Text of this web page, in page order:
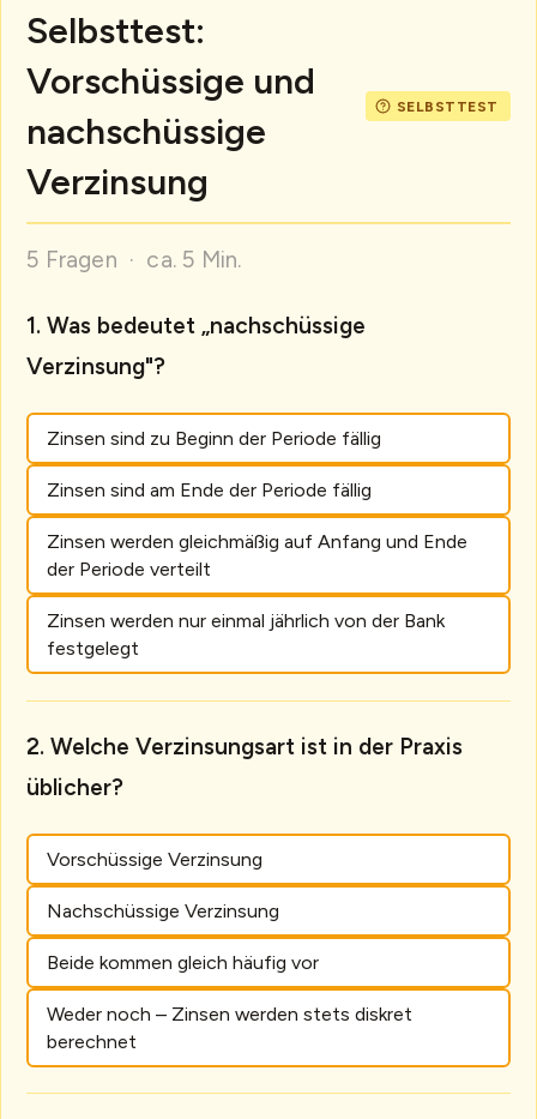
Selbsttest:
Vorschüssige und
nachschüssige
Verzinsung
5 Fragen · ca. 5 Min.
Was bedeutet „nachschüssige
Verzinsung"?
Zinsen sind zu Beginn der Periode fällig
Zinsen sind am Ende der Periode fällig
Zinsen werden gleichmäßig auf Anfang und Ende
der Periode verteilt
Zinsen werden nur einmal jährlich von der Bank
festgelegt
Welche Verzinsungsart ist in der Praxis
üblicher?
Vorschüssige Verzinsung
Nachschüssige Verzinsung
Beide kommen gleich häufig vor
Weder noch – Zinsen werden stets diskret
berechnet